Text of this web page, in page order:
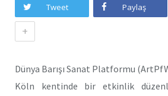
Tweet Paylaş
+
Dünya Barışı Sanat Platformu
Köln kentinde bir etkinlik